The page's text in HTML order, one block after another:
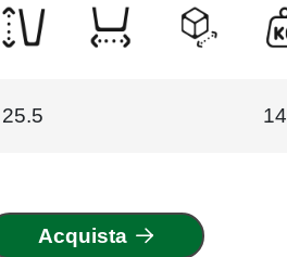
25.5 14
Acquista